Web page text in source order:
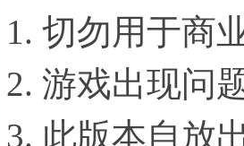
1. 切勿用于商
2. 游戏出现问
3. 此版本自放